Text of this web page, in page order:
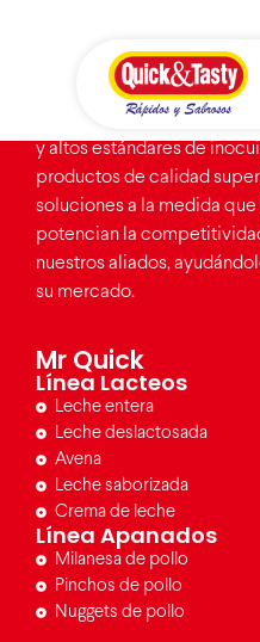
En Quick and Tasty
y altos estándares de
productos de calidad
soluciones a la medida
potencian la
nuestros aliados,
su mercado.
Mr Quick
Línea Lacteos
Leche entera
Leche deslactosada
Avena
Leche saborizada
Crema de leche
Línea Apanados
Milanesa de pollo
Pinchos de pollo
Nuggets de pollo